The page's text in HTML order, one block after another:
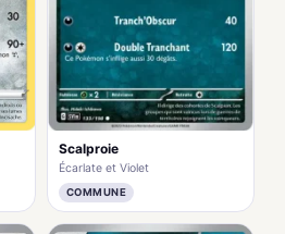
Scalproie
Écarlate et Violet
COMMUNE